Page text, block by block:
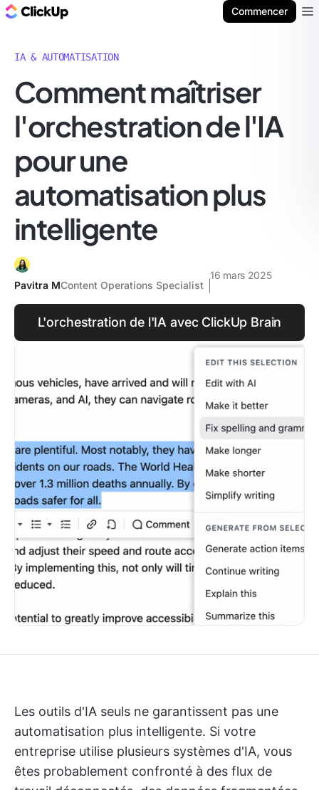
Commencer
IA & AUTOMATISATION
Comment maîtriser
l'orchestration de l'IA
pour une
automatisation plus
intelligente
Pavitra MContent Operations Specialist
16 mars 2025
L'orchestration de l'IA avec ClickUp Brain
Les outils d'IA seuls ne garantissent pas une
automatisation plus intelligente. Si votre
entreprise utilise plusieurs systèmes d'IA, vous
êtes probablement confronté à des flux de